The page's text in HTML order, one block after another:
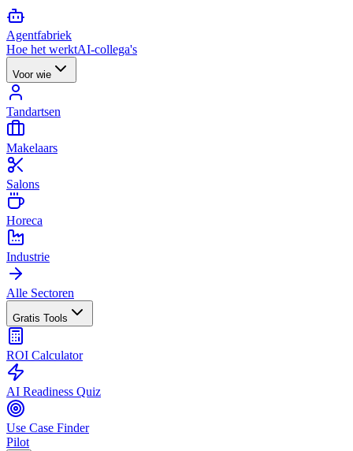
Agentfabriek
Hoe het werktAI-collega's
Voor wie
Tandartsen
Makelaars
Salons
Horeca
Industrie
Alle Sectoren
Gratis Tools
ROI Calculator
AI Readiness Quiz
Use Case Finder
Pilot